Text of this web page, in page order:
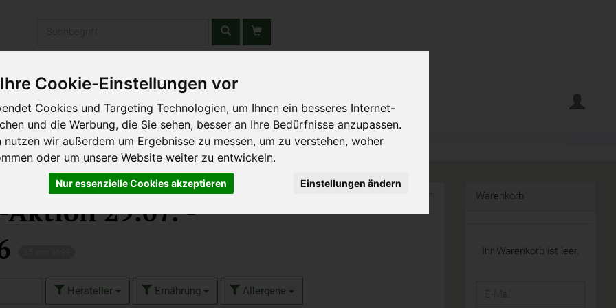
Cookie-Einstellungen vor
Cookies und Targeting Technologien, um Ihnen ein besseres Internet-
und die Werbung, die Sie sehen, besser an Ihre Bedürfnisse anzupassen.
nutzen wir außerdem um Ergebnisse zu messen, um zu verstehen, woher
oder um unsere Website weiter zu entwickeln.
Nur essenzielle Cookies akzeptieren Einstellungen ändern
& Schulen Liefergebiet Wochenmarkt
29.07. -
Hersteller Ernährung Allergene
Warenkorb
Ihr Warenkorb ist leer.